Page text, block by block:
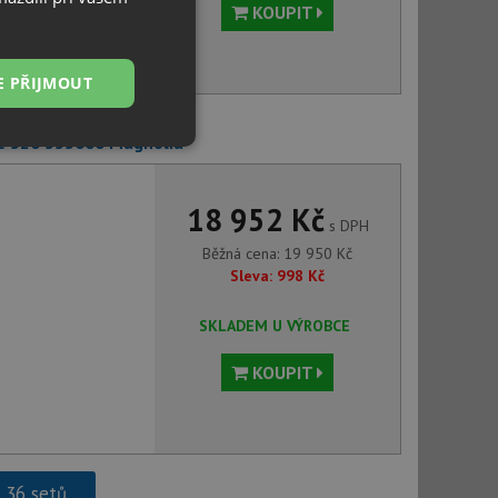
KOUPIT
520 555000 Magnolia
18 952 Kčs DPH
Běžná cena: 19 950 Kč
Sleva: 998 Kč
SKLADEM U VÝROBCE
KOUPIT
PŘIJMOUT
Nezařazené
soubory
účtu. Webové
a zlepšila